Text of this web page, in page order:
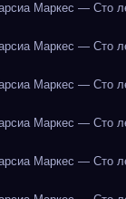
Маркес — Сто
Маркес — Сто
Маркес — Сто
Маркес — Сто
Маркес — Сто